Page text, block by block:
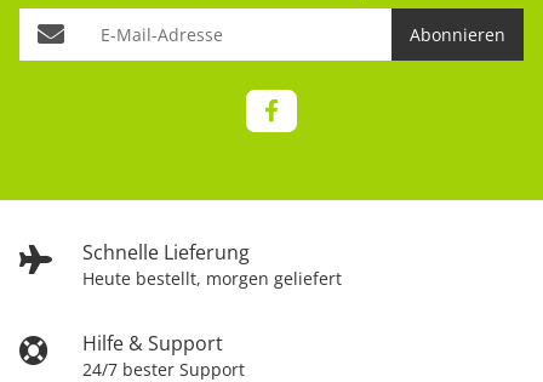
Schnelle Lieferung
Heute bestellt, morgen geliefert
Hilfe & Support
24/7 bester Support
Abonnieren